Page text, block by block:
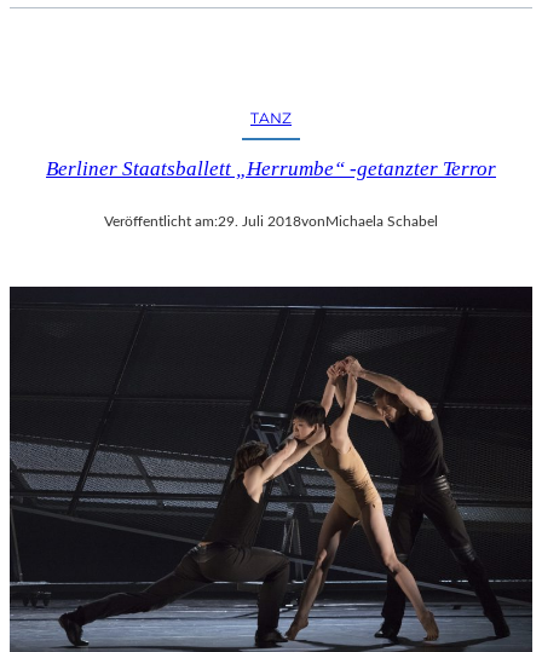
TANZ
Berliner Staatsballett „Herrumbe“ -getanzter Terror
Veröffentlicht am:29. Juli 2018von Michaela Schabel